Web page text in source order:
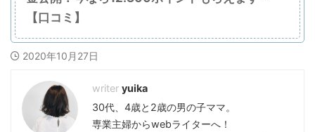
【口コミ】
2020年10月27日
yuika
30代、4歳と2歳の男の子ママ。
専業主婦からwebライターへ！